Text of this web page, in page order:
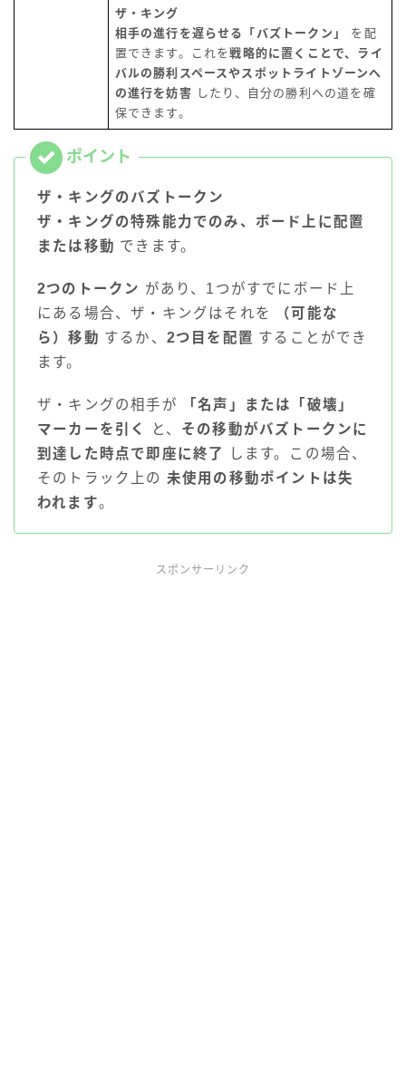
ザ・キング
相手の進行を遅らせる「バズトークン」
を配
置できます。これを戦略的に置くことで、ライ
バルの勝利スペースやスポットライトゾーンへ
の進行を妨害 したり、自分の勝利への道を確
保できます。
ザ・キングのバズトークン
ザ・キングの特殊能力でのみ、ボード上に配置
または移動 できます。
2つのトークン があり、1つがすでにボード上
にある場合、ザ・キングはそれを
（可能な
ら）移動 するか、 2つ目を配置 することができ
ます。
ザ・キングの相手が
「名声」または「破壊」
マーカーを引く
と、 その移動がバズトークンに
到達した時点で即座に終了
します。この場合、
そのトラック上の 未使用の移動ポイントは失
われます。
スポンサーリンク